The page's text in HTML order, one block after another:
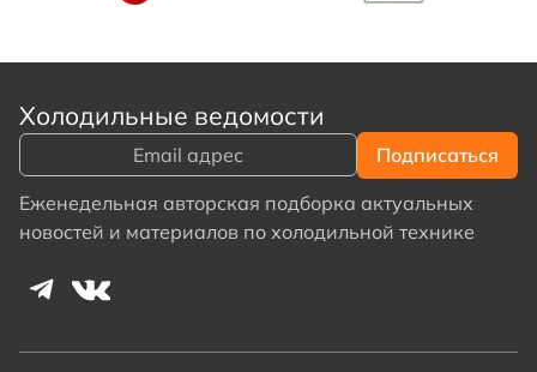
Холодильные ведомости
Еженедельная авторская подборка актуальных
новостей и материалов по холодильной технике